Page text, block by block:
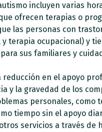
incluyen varias
ofrecen terapias o
las personas con
y terapia ocupacional) y
sus familiares y
reducción en el apoyo
y la gravedad de los
personales, como
tiempo sin el apoyo
servicios a través de